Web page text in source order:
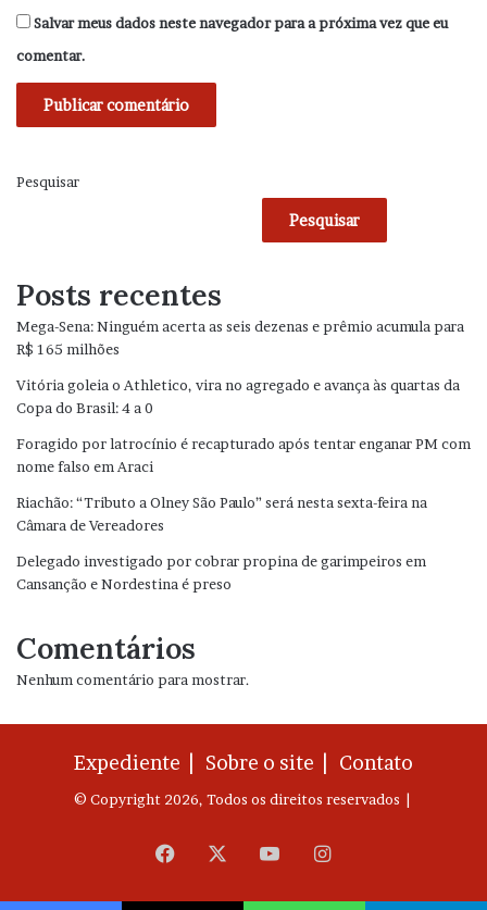
Salvar meus dados neste navegador para a próxima vez que eu
comentar.
Pesquisar
Pesquisar
Posts recentes
Mega-Sena: Ninguém acerta as seis dezenas e prêmio acumula para
R$ 165 milhões
Vitória goleia o Athletico, vira no agregado e avança às quartas da
Copa do Brasil: 4 a 0
Foragido por latrocínio é recapturado após tentar enganar PM com
nome falso em Araci
Riachão: “Tributo a Olney São Paulo” será nesta sexta-feira na
Câmara de Vereadores
Delegado investigado por cobrar propina de garimpeiros em
Cansanção e Nordestina é preso
Comentários
Nenhum comentário para mostrar.
Expediente | Sobre o site | Contato
© Copyright 2026, Todos os direitos reservados |
Facebook YouTubeInstagram